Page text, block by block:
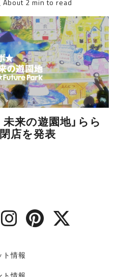
来の遊園地」らら
店を発表
ト情報